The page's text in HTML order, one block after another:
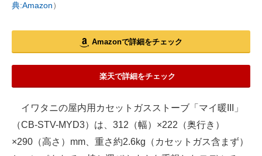
典:Amazon）
Amazonで詳細をチェック
楽天で詳細をチェック
イワタニの屋内用カセットガスストーブ「マイ暖III」
（CB-STV-MYD3）は、312（幅）×222（奥行き）
×290（高さ）mm、重さ約2.6kg（カセットガス含まず）